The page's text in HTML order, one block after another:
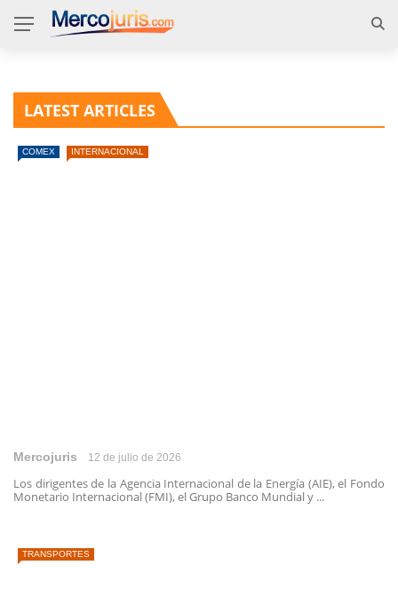
LATEST ARTICLES
COMEX INTERNACIONAL
Mercojuris 12 de julio de 2026
Los dirigentes de la Agencia Internacional de la Energía (AIE), el Fondo
Monetario Internacional (FMI), el Grupo Banco Mundial y ...
TRANSPORTES